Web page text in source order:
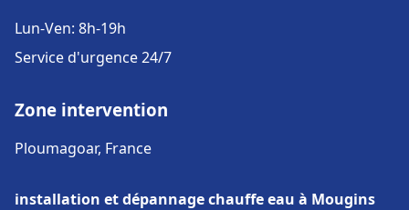
Lun-Ven: 8h-19h
Service d'urgence 24/7
Zone intervention
Ploumagoar, France
installation et dépannage chauffe eau à Mougins